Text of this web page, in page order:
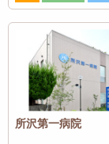
所沢第一病院